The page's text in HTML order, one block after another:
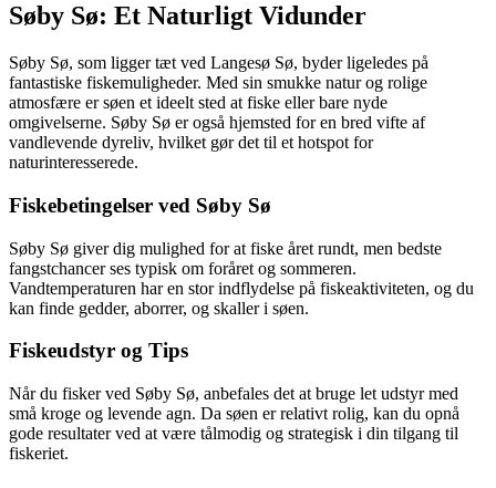
Søby Sø: Et Naturligt Vidunder
Søby Sø, som ligger tæt ved Langesø Sø, byder ligeledes på
fantastiske fiskemuligheder. Med sin smukke natur og rolige
atmosfære er søen et ideelt sted at fiske eller bare nyde
omgivelserne. Søby Sø er også hjemsted for en bred vifte af
vandlevende dyreliv, hvilket gør det til et hotspot for
naturinteresserede.
Fiskebetingelser ved Søby Sø
Søby Sø giver dig mulighed for at fiske året rundt, men bedste
fangstchancer ses typisk om foråret og sommeren.
Vandtemperaturen har en stor indflydelse på fiskeaktiviteten, og du
kan finde gedder, aborrer, og skaller i søen.
Fiskeudstyr og Tips
Når du fisker ved Søby Sø, anbefales det at bruge let udstyr med
små kroge og levende agn. Da søen er relativt rolig, kan du opnå
gode resultater ved at være tålmodig og strategisk i din tilgang til
fiskeriet.